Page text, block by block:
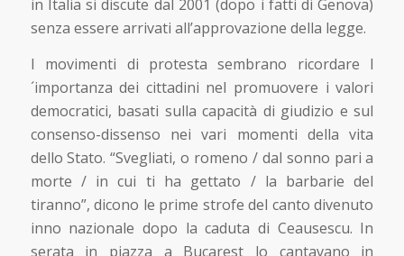
in Italia si discute dal 2001 (dopo i fatti di Genova)
senza essere arrivati all’approvazione della legge.
I movimenti di protesta sembrano ricordare l
´importanza dei cittadini nel promuovere i valori
democratici, basati sulla capacità di giudizio e sul
consenso-dissenso nei vari momenti della vita
dello Stato. “Svegliati, o romeno / dal sonno pari a
morte / in cui ti ha gettato / la barbarie del
tiranno”, dicono le prime strofe del canto divenuto
inno nazionale dopo la caduta di Ceausescu. In
serata in piazza a Bucarest lo cantavano in